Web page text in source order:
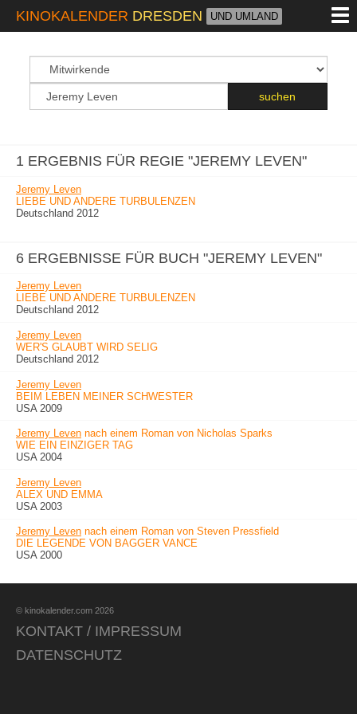
KINOKALENDER DRESDEN UND UMLAND
suchen
1 ERGEBNIS FÜR REGIE "JEREMY LEVEN"
Jeremy Leven
LIEBE UND ANDERE TURBULENZEN
Deutschland 2012
6 ERGEBNISSE FÜR BUCH "JEREMY LEVEN"
Jeremy Leven
LIEBE UND ANDERE TURBULENZEN
Deutschland 2012
Jeremy Leven
WER'S GLAUBT WIRD SELIG
Deutschland 2012
Jeremy Leven
BEIM LEBEN MEINER SCHWESTER
USA 2009
Jeremy Leven nach einem Roman von Nicholas Sparks
WIE EIN EINZIGER TAG
USA 2004
Jeremy Leven
ALEX UND EMMA
USA 2003
Jeremy Leven nach einem Roman von Steven Pressfield
DIE LEGENDE VON BAGGER VANCE
USA 2000
© kinokalender.com 2026
KONTAKT / IMPRESSUM
DATENSCHUTZ